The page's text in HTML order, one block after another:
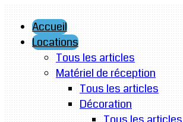
Accueil
Locations
Tous les articles
Matériel de réception
Tous les articles
Décoration